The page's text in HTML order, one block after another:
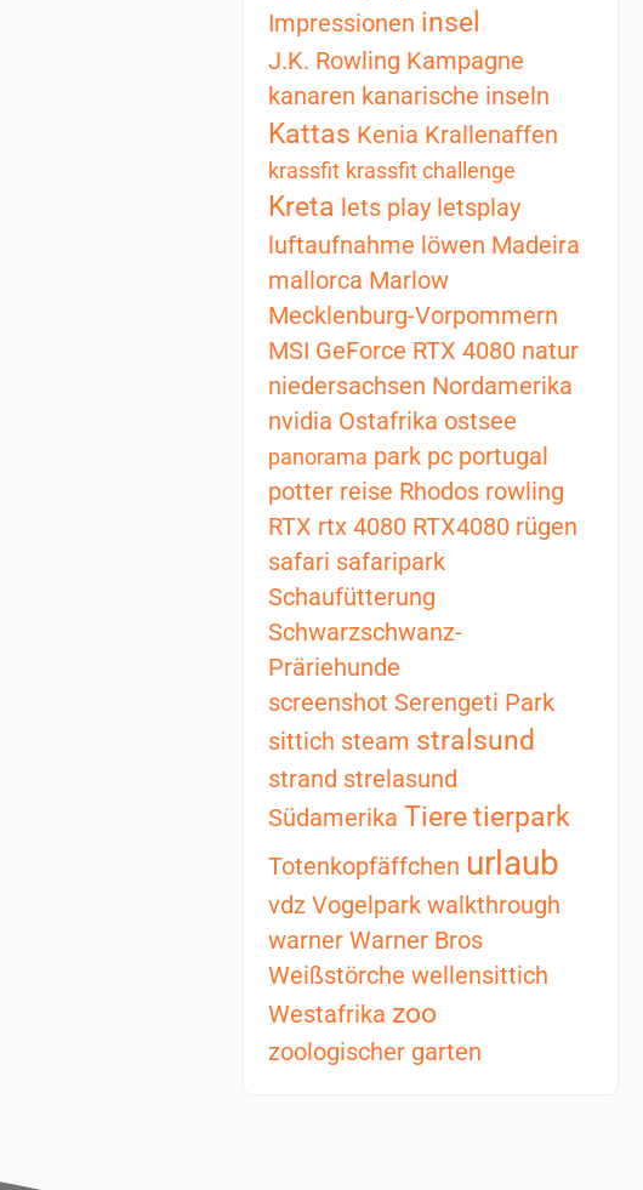
Impressionen insel
J.K. Rowling Kampagne
kanaren kanarische inseln
Kattas Kenia Krallenaffen
krassfit krassfit challenge
Kreta lets play letsplay
luftaufnahme löwen Madeira
mallorca Marlow
Mecklenburg-Vorpommern
MSI GeForce RTX 4080 natur
niedersachsen Nordamerika
nvidia Ostafrika ostsee
panorama park pc portugal
potter reise Rhodos rowling
RTX rtx 4080 RTX4080 rügen
safari safaripark
Schaufütterung
Schwarzschwanz-
Präriehunde
screenshot Serengeti Park
sittich steam stralsund
strand strelasund
Südamerika Tieretierpark
Totenkopfäffchen urlaub
vdz Vogelpark walkthrough
warner Warner Bros
Weißstörche wellensittich
Westafrika zoo
zoologischer garten